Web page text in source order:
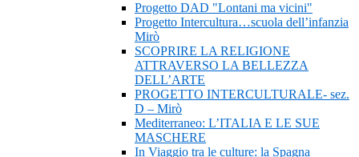
Progetto DAD "Lontani ma vicini"
Progetto Intercultura…scuola dell’infanzia
Mirò
SCOPRIRE LA RELIGIONE
ATTRAVERSO LA BELLEZZA
DELL’ARTE
PROGETTO INTERCULTURALE- sez.
D – Mirò
Mediterraneo: L’ITALIA E LE SUE
MASCHERE
In Viaggio tra le culture: la Spagna